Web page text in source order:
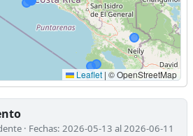
Leaflet | © OpenStreetMap
· Fechas: 2026-05-13 al 2026-06-11